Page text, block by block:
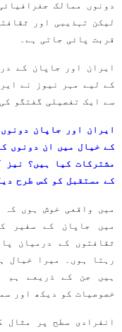
دونوں ممالک
لیکن تہذیبی اور
قربت پائی جاتی ہے۔
ایران اور جاپان کے
کے لیے مہر نیوز نے
سے ایک تفصیلی گفتگو
ایران اور جاپان
کے خیال میں ان دونوں
مشترکات کیا ہیں؟ نیز
کے مستقبل کو کس طرح
میں واقعی خوش ہوں
میں جاپان کے سفیر
ثقافتوں کے درمیان
رہتا ہوں۔ میرا خیال
ہیں جن کے ذریعے ہم
خصوصیات کو دیکھ اور
انفرادی سطح پر مثال